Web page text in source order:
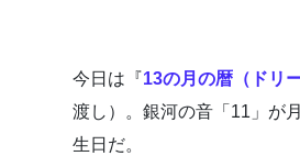
今日は『13の月の暦（ドリ
渡し）。銀河の音「11」が
生日だ。